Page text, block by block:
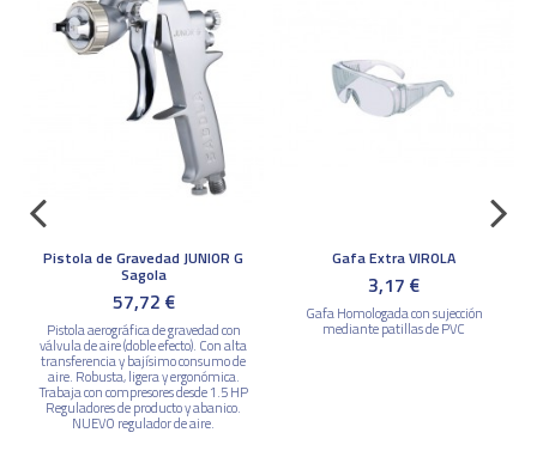
Pistola de Gravedad JUNIOR G
Sagola
57,72 €
Pistola aerográfica de gravedad con
válvula de aire (doble efecto). Con alta
transferencia y bajísimo consumo de
aire. Robusta, ligera y ergonómica.
Trabaja con compresores desde 1.5 HP
Reguladores de producto y abanico.
NUEVO regulador de aire.
Gafa Extra VIROLA
3,17 €
Gafa Homologada con sujección
mediante patillas de PVC